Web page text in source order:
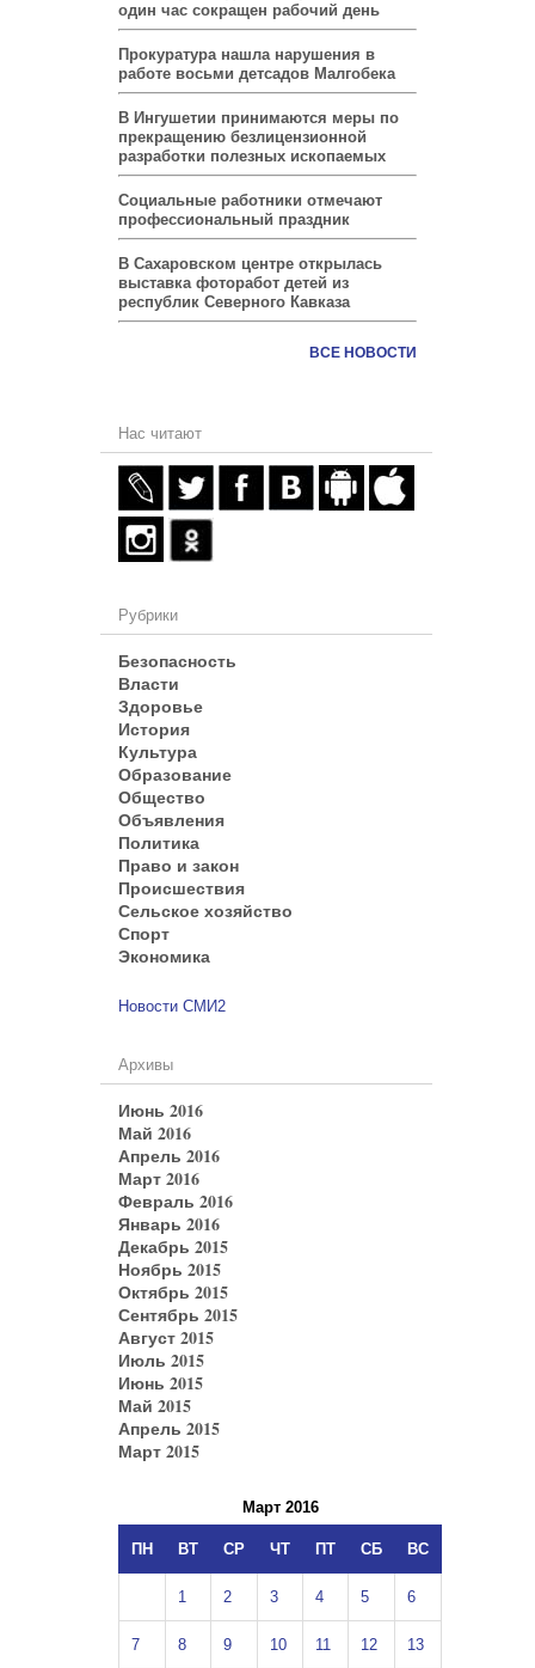
один час сокращен рабочий день
Прокуратура нашла нарушения в
работе восьми детсадов Малгобека
В Ингушетии принимаются меры по
прекращению безлицензионной
разработки полезных ископаемых
Социальные работники отмечают
профессиональный праздник
В Сахаровском центре открылась
выставка фоторабот детей из
республик Северного Кавказа
ВСЕ НОВОСТИ
Нас читают
Рубрики
Безопасность
Власти
Здоровье
История
Культура
Образование
Общество
Объявления
Политика
Право и закон
Происшествия
Сельское хозяйство
Спорт
Экономика
Новости СМИ2
Архивы
Июнь 2016
Май 2016
Апрель 2016
Март 2016
Февраль 2016
Январь 2016
Декабрь 2015
Ноябрь 2015
Октябрь 2015
Сентябрь 2015
Август 2015
Июль 2015
Июнь 2015
Май 2015
Апрель 2015
Март 2015
Март 2016
ПН ВТ СР ЧТ ПТ СБ ВС
1 2 3 4 5 6
7 8 9 10 11 12 13